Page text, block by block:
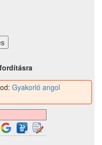
Gyakorló angol